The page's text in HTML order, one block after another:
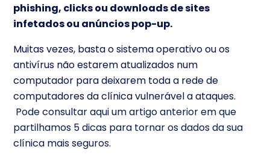
phishing, clicks ou downloads de sites
infetados ou anúncios pop-up.
Muitas vezes, basta o sistema operativo ou os
antivírus não estarem atualizados num
computador para deixarem toda a rede de
computadores da clínica vulnerável a ataques.
Pode consultar aqui um artigo anterior em que
partilhamos 5 dicas para tornar os dados da sua
clínica mais seguros.